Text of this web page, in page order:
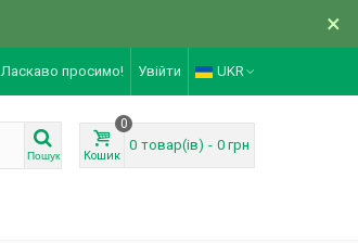
×
Ласкаво просимо! Увійти UKR
Пошук Кошик
0
0 товар(ів) - 0 грн